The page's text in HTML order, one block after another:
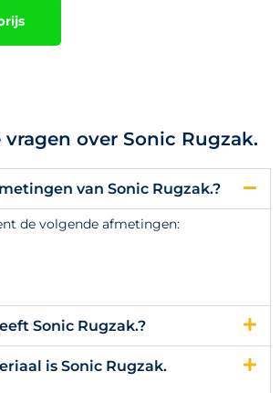
vragen over Sonic Rugzak.
van Sonic Rugzak.?
de volgende afmetingen:
Sonic Rugzak.?
is Sonic Rugzak.